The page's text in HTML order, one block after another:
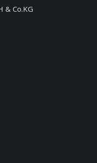
& Co.KG